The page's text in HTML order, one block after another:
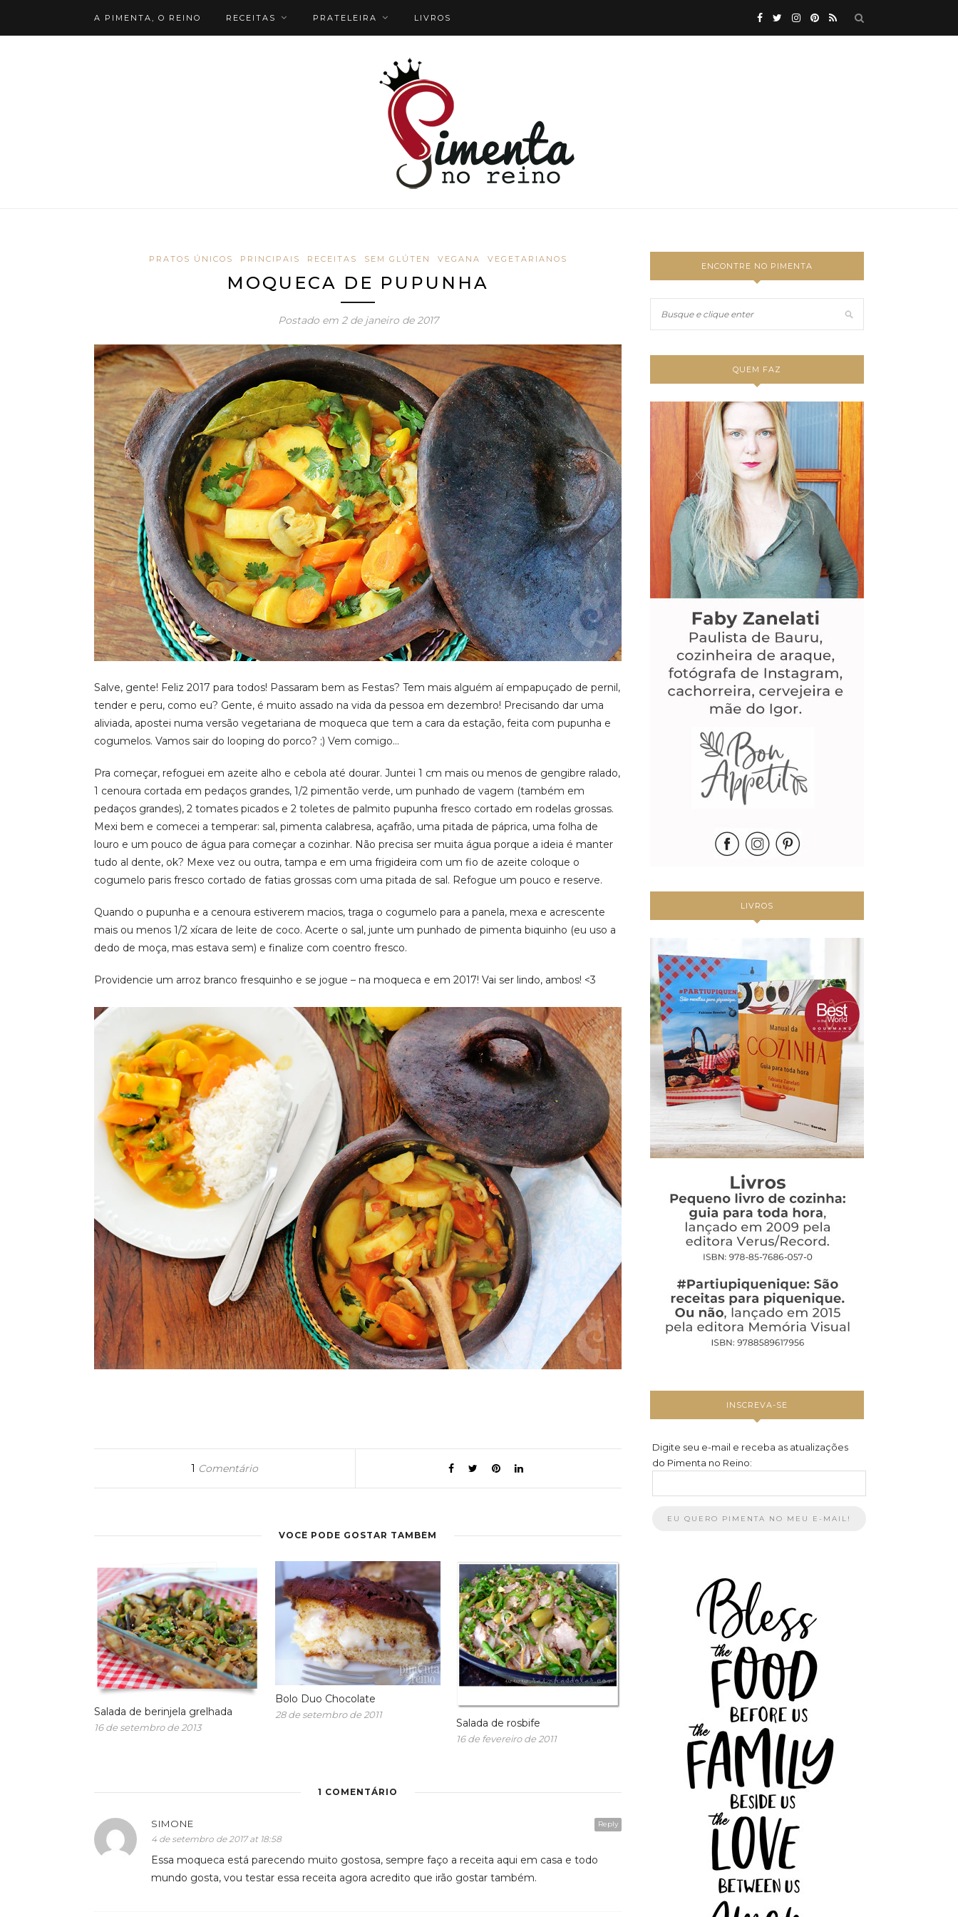
A PIMENTA, O REINO RECEITAS PRATELEIRA LIVROS
PRATOS ÚNICOS PRINCIPAIS RECEITAS SEM GLÚTEN VEGANA VEGETARIANOS
MOQUECA DE PUPUNHA
Postado em 2 de janeiro de 2017
Salve, gente! Feliz 2017 para todos! Passaram bem as Festas? Tem mais alguém aí empapuçado de pernil,
tender e peru, como eu? Gente, é muito assado na vida da pessoa em dezembro! Precisando dar uma
aliviada, apostei numa versão vegetariana de moqueca que tem a cara da estação, feita com pupunha e
cogumelos. Vamos sair do looping do porco? ;) Vem comigo…
Pra começar, refoguei em azeite alho e cebola até dourar. Juntei 1 cm mais ou menos de gengibre ralado,
1 cenoura cortada em pedaços grandes, 1/2 pimentão verde, um punhado de vagem (também em
pedaços grandes), 2 tomates picados e 2 toletes de palmito pupunha fresco cortado em rodelas grossas.
Mexi bem e comecei a temperar: sal, pimenta calabresa, açafrão, uma pitada de páprica, uma folha de
louro e um pouco de água para começar a cozinhar. Não precisa ser muita água porque a ideia é manter
tudo al dente, ok? Mexe vez ou outra, tampa e em uma frigideira com um fio de azeite coloque o
cogumelo paris fresco cortado de fatias grossas com uma pitada de sal. Refogue um pouco e reserve.
Quando o pupunha e a cenoura estiverem macios, traga o cogumelo para a panela, mexa e acrescente
mais ou menos 1/2 xícara de leite de coco. Acerte o sal, junte um punhado de pimenta biquinho (eu uso a
dedo de moça, mas estava sem) e finalize com coentro fresco.
Providencie um arroz branco fresquinho e se jogue – na moqueca e em 2017! Vai ser lindo, ambos! <3
1 Comentário
VOCÊ PODE GOSTAR TAMBÉM
Salada de berinjela grelhada
16 de setembro de 2013
Bolo Duo Chocolate
28 de setembro de 2011
Salada de rosbife
16 de fevereiro de 2011
1 COMENTÁRIO
Reply
SIMONE
4 de setembro de 2017 at 18:58
Essa moqueca está parecendo muito gostosa, sempre faço a receita aqui em casa e todo
mundo gosta, vou testar essa receita agora acredito que irão gostar também.
ENCONTRE NO PIMENTA
QUEM FAZ
LIVROS
INSCREVA-SE
Digite seu e-mail e receba as atualizações
do Pimenta no Reino: